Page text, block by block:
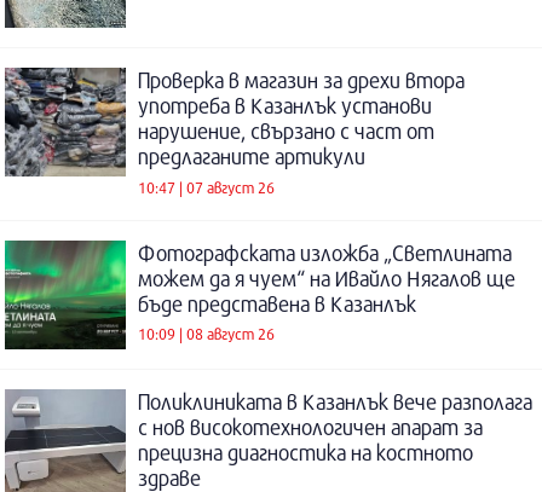
Проверка в магазин за дрехи втора
употреба в Казанлък установи
нарушение, свързано с част от
предлаганите артикули
10:47 | 07 август 26
Фотографската изложба „Светлината
можем да я чуем“ на Ивайло Нягалов ще
бъде представена в Казанлък
10:09 | 08 август 26
Поликлиниката в Казанлък вече разполага
с нов високотехнологичен апарат за
прецизна диагностика на костното
здраве